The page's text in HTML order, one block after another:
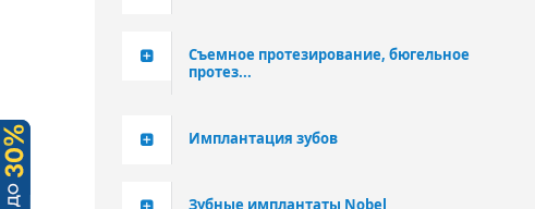
Съемное протезирование, бюгельное
протез...
Имплантация зубов
Зубные имплантаты Nobel